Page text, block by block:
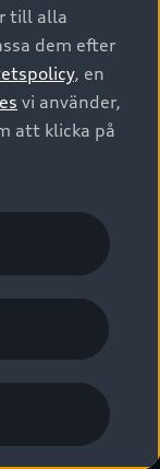
bil av detta?
till alla
dem efter
, en
vi använder,
att klicka på